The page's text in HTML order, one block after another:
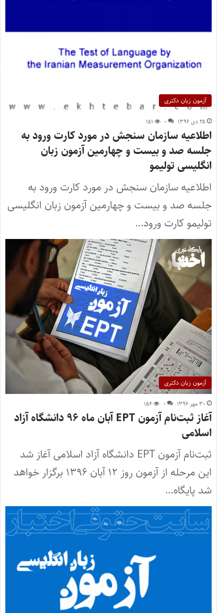
آزمون زبان دکتری
۲۵ دی ۱۳۹۶ ۰ ۱۵۱
اطلاعیه سازمان سنجش در مورد کارت ورود به
جلسه صد و بیست‌ و چهارمین آزمون زبان
انگلیسی تولیمو
اطلاعیه سازمان سنجش در مورد کارت ورود به
جلسه صد و بیست‌ و چهارمین آزمون زبان انگلیسی
تولیمو کارت ورود…
آزمون زبان دکتری
۳۰ مهر ۱۳۹۶ ۰ ۱۵۶
آغاز ثبت‌نام آزمون EPT آبان ماه ۹۶ دانشگاه آزاد
اسلامی
ثبت‌نام آزمون EPT دانشگاه آزاد اسلامی آغاز شد
این مرحله از آزمون روز ۱۲ آبان ۱۳۹۶ برگزار خواهد
شد پایگاه…